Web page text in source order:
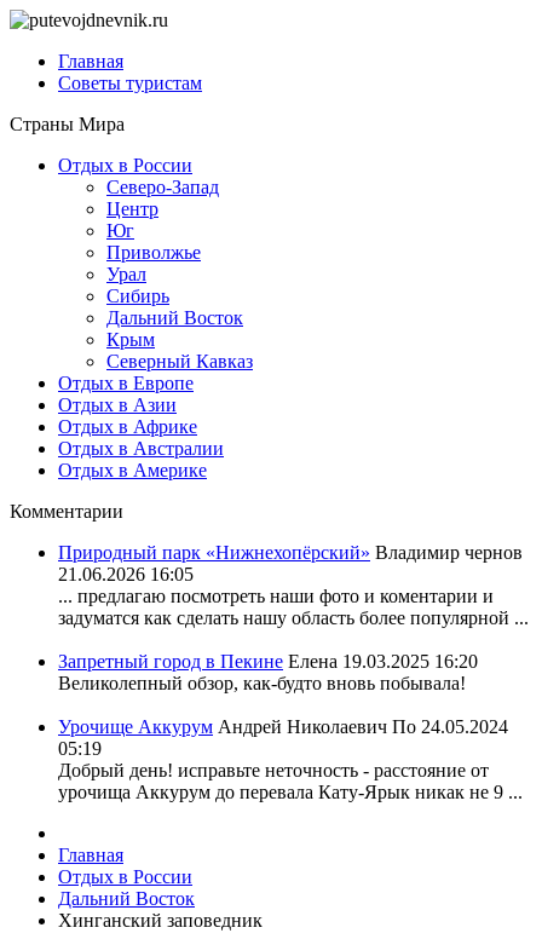
Главная
Советы туристам
Страны Мира
Отдых в России
Северо-Запад
Центр
Юг
Приволжье
Урал
Сибирь
Дальний Восток
Крым
Северный Кавказ
Отдых в Европе
Отдых в Азии
Отдых в Африке
Отдых в Австралии
Отдых в Америке
Комментарии
Природный парк «Нижнехопёрский» Владимир чернов
21.06.2026 16:05
... предлагаю посмотреть наши фото и коментарии и
задуматся как сделать нашу область более популярной ...
Запретный город в Пекине Елена 19.03.2025 16:20
Великолепный обзор, как-будто вновь побывала!
Урочище Аккурум Андрей Николаевич По 24.05.2024
05:19
Добрый день! исправьте неточность - расстояние от
урочища Аккурум до перевала Кату-Ярык никак не 9 ...
Главная
Отдых в России
Дальний Восток
Хинганский заповедник